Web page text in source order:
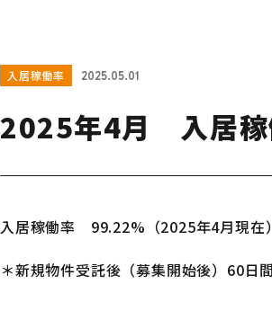
入居稼働率 2025.05.01
2025年4月 入居
入居稼働率 99.22%（2025年4月現在）
＊新規物件受託後（募集開始後）60日